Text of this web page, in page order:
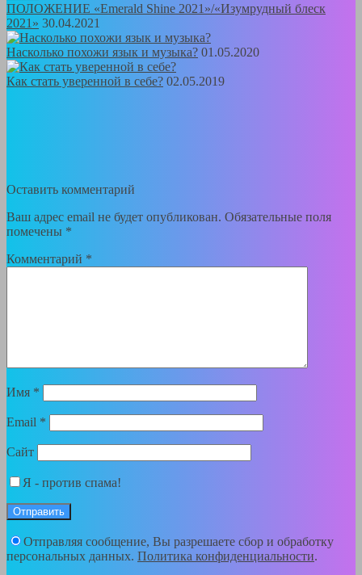
ПОЛОЖЕНИЕ «Emerald Shine 2021»/«Изумрудный блеск
2021» 30.04.2021
Насколько похожи язык и музыка? 01.05.2020
Как стать уверенной в себе? 02.05.2019
Оставить комментарий
Ваш адрес email не будет опубликован. Обязательные поля
помечены *
Комментарий *
Имя *
Email *
Сайт
Я - против спама!
Отправляя сообщение, Вы разрешаете сбор и обработку
персональных данных. Политика конфиденциальности.